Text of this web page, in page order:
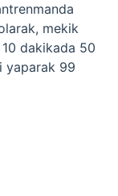
mekik
dakikada 50
yaparak 99